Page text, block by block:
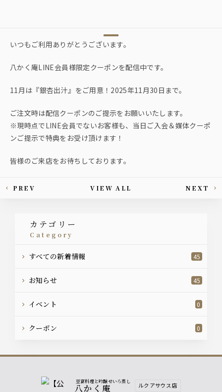
いつもご利用ありがとうございます。
八かく庵LINE会員様限定クーポンを配信中です。
11月は『銀杏出汁』をご用意！2025年11月30日まで。
ご注文時は配信クーポンのご提示をお願いいたします。
※現時点でLINE会員でないお客様も、当日ご入会＆媒体クーポ
ンご提示で特典をお受け頂けます！
皆様のご来店をお待ちしております。
This article's paging
PREV VIEW ALL NEXT
カテゴリー
category
すべての新着情報 45
お知らせ 45
イベント 0
クーポン 0
豆富料理と吟醸せいろ蒸し
八かく庵 ルクアサウス店